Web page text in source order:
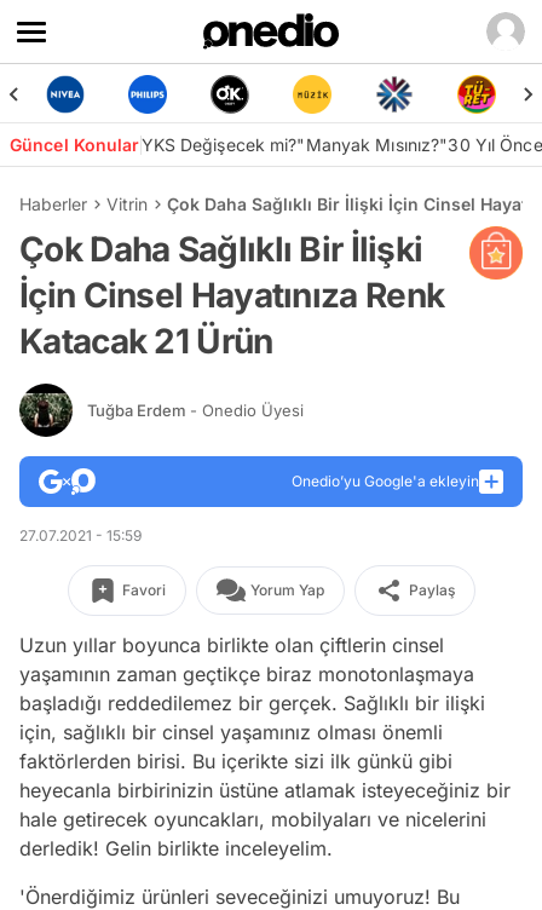
Güncel KonularYKS Değişecek mi?"Manyak Mısınız?"30 Yıl
Haberler Vitrin Çok Daha Sağlıklı Bir İlişki İçin Cinsel
Çok Daha Sağlıklı Bir İlişki
İçin Cinsel Hayatınıza Renk
Katacak 21 Ürün
Tuğba Erdem - Onedio Üyesi
Onedio’yu Google'a ekleyin
27.07.2021 - 15:59
Favori Yorum Yap Paylaş
Uzun yıllar boyunca birlikte olan çiftlerin cinsel
yaşamının zaman geçtikçe biraz monotonlaşmaya
başladığı reddedilemez bir gerçek. Sağlıklı bir ilişki
için, sağlıklı bir cinsel yaşamınız olması önemli
faktörlerden birisi. Bu içerikte sizi ilk günkü gibi
heyecanla birbirinizin üstüne atlamak isteyeceğiniz bir
hale getirecek oyuncakları, mobilyaları ve nicelerini
derledik! Gelin birlikte inceleyelim.
'Önerdiğimiz ürünleri seveceğinizi umuyoruz! Bu